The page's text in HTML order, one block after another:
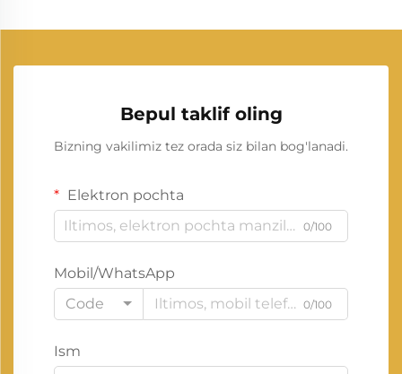
Bepul taklif oling
Bizning vakilimiz tez orada siz bilan bog'lanadi.
Elektron pochta
0/100
Mobil/WhatsApp
Code
0/100
Ism